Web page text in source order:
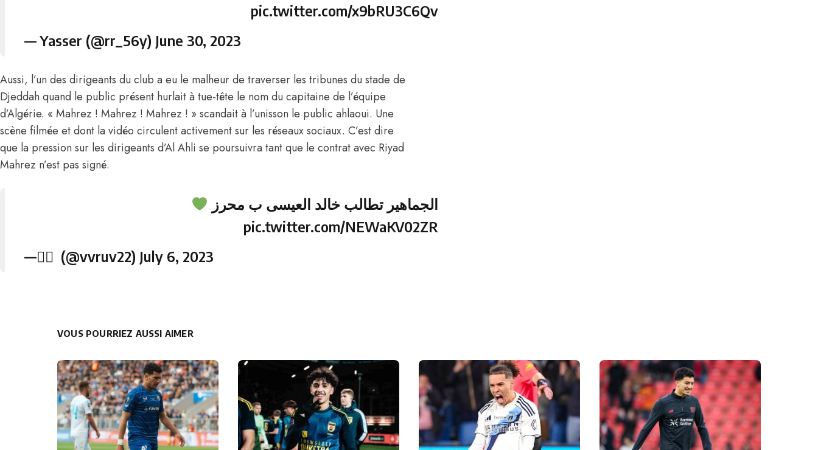
pic.twitter.com/x9bRU3C6Qv
— Yasser (@rr_56y) June 30, 2023
Aussi, l’un des dirigeants du club a eu le malheur de traverser les tribunes du stade de
Djeddah quand le public présent hurlait à tue-tête le nom du capitaine de l’équipe
d’Algérie. « Mahrez ! Mahrez ! Mahrez ! » scandait à l’unisson le public ahlaoui. Une
scène filmée et dont la vidéo circulent activement sur les réseaux sociaux. C’est dire
que la pression sur les dirigeants d’Al Ahli se poursuivra tant que le contrat avec Riyad
Mahrez n’est pas signé.
الجماهير تطالب خالد العيسى ب محرز
pic.twitter.com/NEWaKV02ZR
— ًً (@vvruv22) July 6, 2023
VOUS POURRIEZ AUSSI AIMER